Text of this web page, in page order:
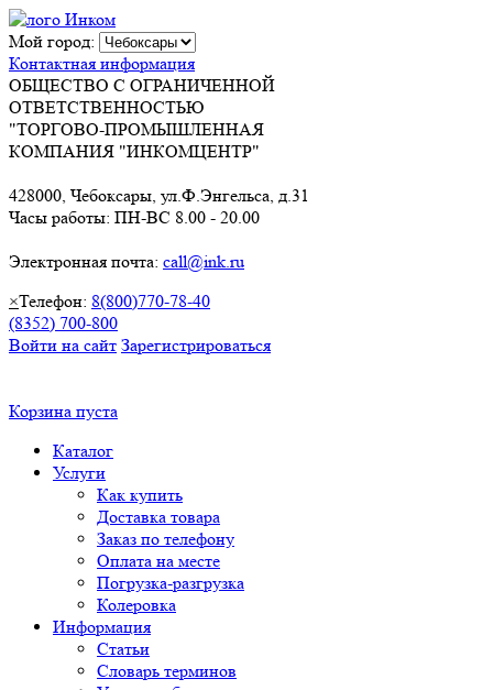
Мой город:
Контактная информация
ОБЩЕСТВО С ОГРАНИЧЕННОЙ
ОТВЕТСТВЕННОСТЬЮ
"ТОРГОВО-ПРОМЫШЛЕННАЯ
КОМПАНИЯ "ИНКОМЦЕНТР"
428000, Чебоксары, ул.Ф.Энгельса, д.31
Часы работы: ПН-ВС 8.00 - 20.00
Электронная почта: call@ink.ru
×Телефон: 8(800)770-78-40
(8352) 700-800
Войти на сайт Зарегистрироваться
Корзина пуста
Каталог
Услуги
Как купить
Доставка товара
Заказ по телефону
Оплата на месте
Погрузка-разгрузка
Колеровка
Информация
Статьи
Словарь терминов